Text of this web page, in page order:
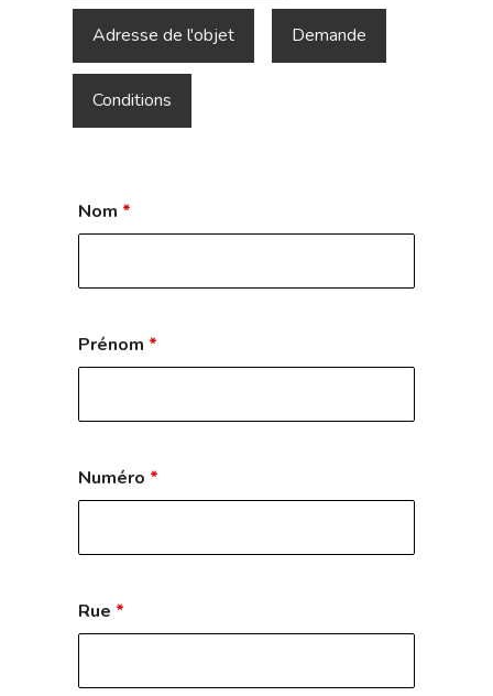
Adresse de l'objet Demande
Conditions
Nom *
Prénom *
Numéro *
Rue *